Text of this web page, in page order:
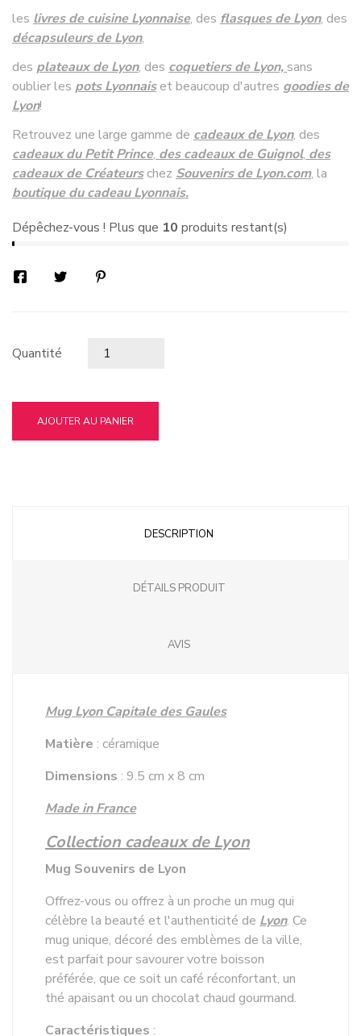
les livres de cuisine Lyonnaise, des flasques de Lyon, des
décapsuleurs de Lyon,
des plateaux de Lyon, des coquetiers de Lyon,sans
oublier les pots Lyonnaiset beaucoup d'autres goodies de
Lyon!
Retrouvez une large gamme de cadeaux de Lyon, des
cadeaux du Petit Prince, des cadeaux de Guignol, des
cadeaux de Créateurschez Souvenirs de Lyon.com, la
boutique du cadeau Lyonnais.
Dépêchez-vous ! Plus que 10 produits restant(s)
Quantité
AJOUTER AU PANIER
DESCRIPTION
DÉTAILS PRODUIT
AVIS
Mug Lyon Capitale des Gaules
Matière : céramique
Dimensions : 9.5 cm x 8 cm
Made in France
Collection cadeaux de Lyon
Mug Souvenirs de Lyon
Offrez-vous ou offrez à un proche un mug qui
célèbre la beauté et l'authenticité de Lyon. Ce
mug unique, décoré des emblèmes de la ville,
est parfait pour savourer votre boisson
préférée, que ce soit un café réconfortant, un
thé apaisant ou un chocolat chaud gourmand.
Caractéristiques :